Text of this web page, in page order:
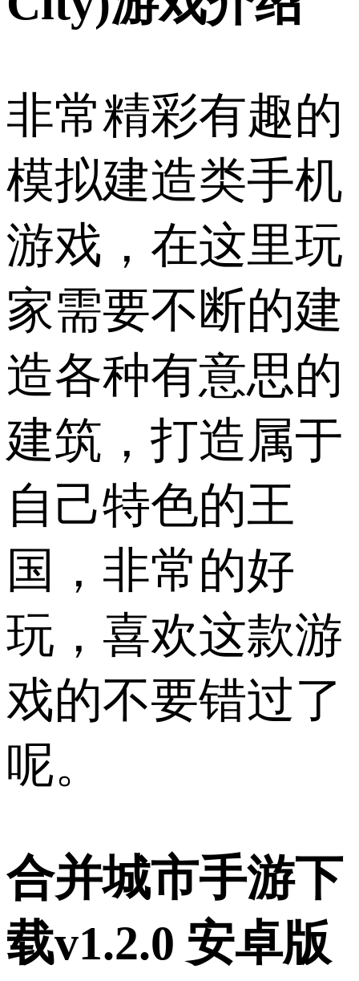
非常精彩有趣的
模拟建造类手机
游戏，在这里玩
家需要不断的建
造各种有意思的
建筑，打造属于
自己特色的王
国，非常的好
玩，喜欢这款游
戏的不要错过了
呢。
合并城市手游下
载v1.2.0 安卓版